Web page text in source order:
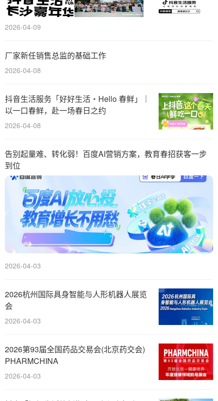
2026-04-09
厂家新任销售总监的基础工作
2026-04-08
抖音生活服务「好好生活・Hello 春鲜」｜
以一口春鲜，赴一场春日之约
2026-04-08
告别起量难、转化弱！百度AI营销方案，教育春招获客一步
到位
2026-04-03
2026杭州国际具身智能与人形机器人展览
会
2026-04-03
2026第93届全国药品交易会(北京药交会)
PHARMCHINA
2026-04-03